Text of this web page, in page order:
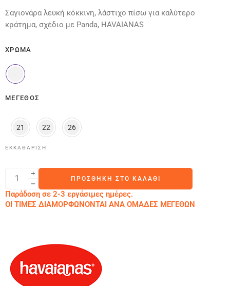
Σαγιονάρα λευκή κόκκινη, λάστιχο πίσω για καλύτερο
κράτημα, σχέδιο με Panda, HAVAIANAS
ΧΡΏΜΑ
ΜΈΓΕΘΟΣ
21 22 26
ΕΚΚΑΘΆΡΙΣΗ
ΠΡΟΣΘΉΚΗ ΣΤΟ ΚΑΛΆΘΙ
Παράδοση σε 2-3 εργάσιμες ημέρες.
ΟΙ ΤΙΜΕΣ ΔΙΑΜΟΡΦΩΝΟΝΤΑΙ ΑΝΑ ΟΜΑΔΕΣ ΜΕΓΕΘΩΝ